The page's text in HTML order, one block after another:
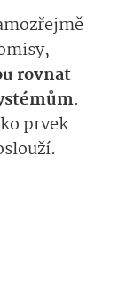
rovnat
.
prvek